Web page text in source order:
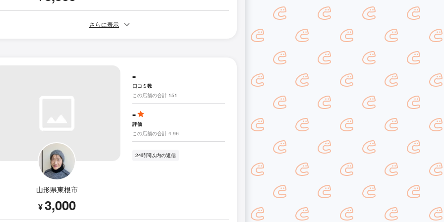
さらに表示
山形県東根市
¥3,000
-
口コミ数
この店舗の合計 151
-
評価
この店舗の合計 4.96
24時間以内の返信